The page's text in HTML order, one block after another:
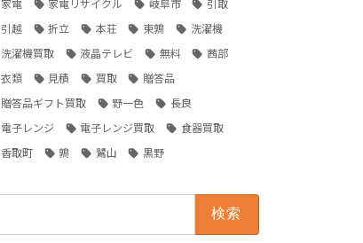
家電 家電リサイクル 岐阜市
引取
引越
折立 本荘 東鶉
洗濯機
洗濯機買取
液晶テレビ 無料
茜部
衣類
見積 買取
贈答品
贈答品ギフト買取
野一色
長良
電子レンジ
電子レンジ買取
食器買取
香取町
鶉 鷺山 黒野